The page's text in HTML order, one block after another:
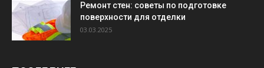
Ремонт стен: советы по подготовке
поверхности для отделки
03.03.2025